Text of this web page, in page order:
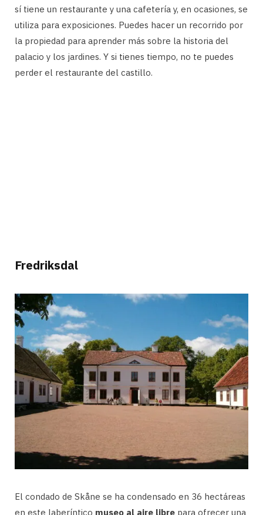
sí tiene un restaurante y una cafetería y, en ocasiones, se
utiliza para exposiciones. Puedes hacer un recorrido por
la propiedad para aprender más sobre la historia del
palacio y los jardines. Y si tienes tiempo, no te puedes
perder el restaurante del castillo.
Fredriksdal
El condado de Skåne se ha condensado en 36 hectáreas
en este laberíntico museo al aire libre para ofrecer una